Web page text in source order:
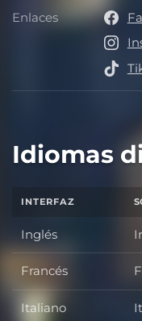
Enlaces
Idiomas
INTERFAZ
Inglés
Francés
Italiano